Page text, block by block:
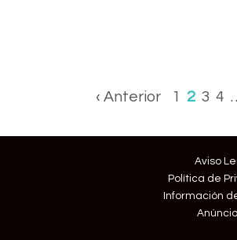
‹ Anterior 1 2 3 4
Aviso
Política de
Información